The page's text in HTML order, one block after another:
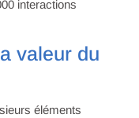
interactions
valeur du
éléments